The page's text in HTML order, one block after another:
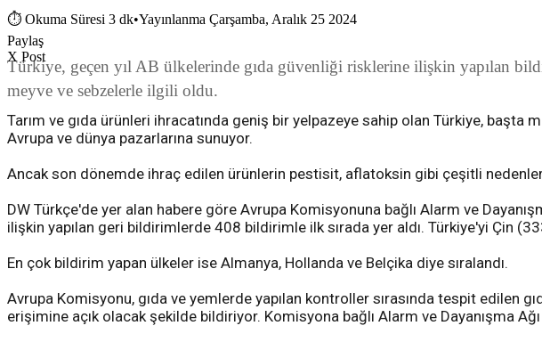
⏱ Okuma Süresi 3 dk•Yayınlanma Çarşamba, Aralık 25 2024
Paylaş
X Post
Türkiye, geçen yıl AB ülkelerinde gıda güvenliği risklerine ilişkin yapılan
meyve ve sebzelerle ilgili oldu.
Tarım ve gıda ürünleri ihracatında geniş bir yelpazeye sahip olan Türkiye, başta
Avrupa ve dünya pazarlarına sunuyor.
Ancak son dönemde ihraç edilen ürünlerin pestisit, aflatoksin gibi çeşitli
DW Türkçe'de yer alan habere göre Avrupa Komisyonuna bağlı Alarm ve
ilişkin yapılan geri bildirimlerde 408 bildirimle ilk sırada yer aldı. Türkiye'yi Çin
En çok bildirim yapan ülkeler ise Almanya, Hollanda ve Belçika diye sıralandı.
Avrupa Komisyonu, gıda ve yemlerde yapılan kontroller sırasında tespit edilen
erişimine açık olacak şekilde bildiriyor. Komisyona bağlı Alarm ve Dayanışma